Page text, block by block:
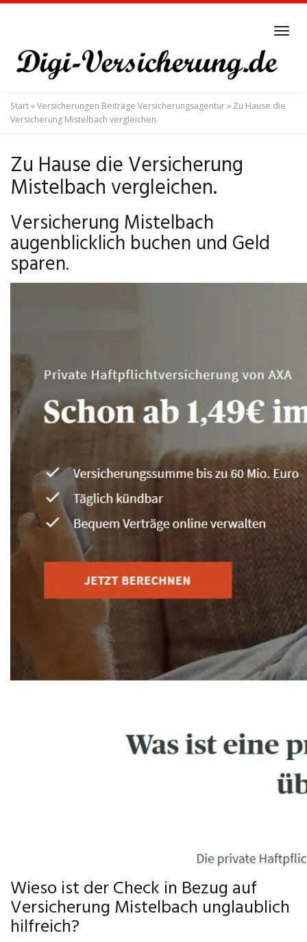
main
content
Start»Versicherungen Beiträge Versicherungsagentur» Zu Hause die
Versicherung Mistelbach vergleichen.
Zu Hause die Versicherung
Mistelbach vergleichen.
Versicherung Mistelbach
augenblicklich buchen und Geld
sparen.
Wieso ist der Check in Bezug auf
Versicherung Mistelbach unglaublich
hilfreich?